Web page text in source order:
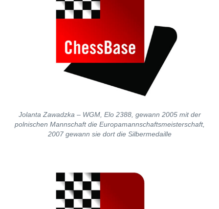
Jolanta Zawadzka – WGM, Elo 2388, gewann 2005 mit der
polnischen Mannschaft die Europamannschaftsmeisterschaft,
2007 gewann sie dort die Silbermedaille